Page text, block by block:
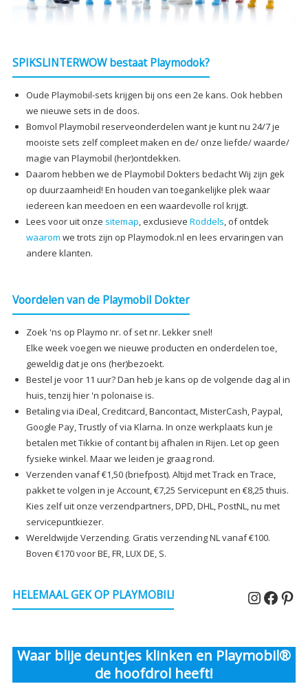
SPIKSLINTERWOW bestaat Playmodok?
Oude Playmobil-sets krijgen bij ons een 2e kans. Ook hebben
we nieuwe sets in de doos.
Bomvol Playmobil reserveonderdelen want je kunt nu 24/7 je
mooiste sets zelf compleet maken en de/ onze liefde/ waarde/
magie van Playmobil (her)ontdekken.
Daarom hebben we de Playmobil Dokters bedacht Wij zijn gek
op duurzaamheid! En houden van toegankelijke plek waar
iedereen kan meedoen en een waardevolle rol krijgt.
Lees voor uit onze sitemap, exclusieve Roddels, of ontdek
waarom we trots zijn op Playmodok.nl en lees ervaringen van
andere klanten.
Voordelen van de Playmobil Dokter
Zoek 'ns op Playmo nr. of set nr. Lekker snel!
Elke week voegen we nieuwe producten en onderdelen toe,
geweldig dat je ons (her)bezoekt.
Bestel je voor 11 uur? Dan heb je kans op de volgende dag al in
huis, tenzij hier 'n polonaise is.
Betaling via iDeal, Creditcard, Bancontact, MisterCash, Paypal,
Google Pay, Trustly of via Klarna. In onze werkplaats kun je
betalen met Tikkie of contant bij afhalen in Rijen. Let op geen
fysieke winkel. Maar we leiden je graag rond.
Verzenden vanaf €1,50 (briefpost). Altijd met Track en Trace,
pakket te volgen in je Account, €7,25 Servicepunt en €8,25 thuis.
Kies zelf uit onze verzendpartners, DPD, DHL, PostNL, nu met
servicepuntkiezer.
Wereldwijde Verzending. Gratis verzending NL vanaf €100.
Boven €170 voor BE, FR, LUX DE, S.
HELEMAAL GEK OP PLAYMOBIL!
Waar blije deuntjes klinken en Playmobil®
de hoofdrol heeft!